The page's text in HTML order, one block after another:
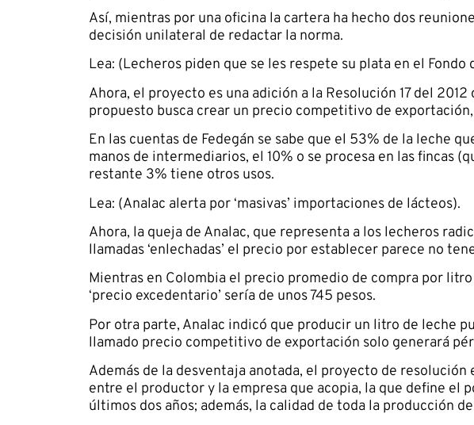
Así, mientras por una oficina la cartera ha hecho dos
decisión unilateral de redactar la norma.
Lea: (Lecheros piden que se les respete su plata en el Fondo
Ahora, el proyecto es una adición a la Resolución 17 del
propuesto busca crear un precio competitivo de
En las cuentas de Fedegán se sabe que el 53% de la leche
manos de intermediarios, el 10% o se procesa en las fincas
restante 3% tiene otros usos.
Lea: (Analac alerta por ‘masivas’ importaciones de lácteos).
Ahora, la queja de Analac, que representa a los lecheros
llamadas ‘enlechadas’ el precio por establecer parece no
Mientras en Colombia el precio promedio de compra por
‘precio excedentario’ sería de unos 745 pesos.
Por otra parte, Analac indicó que producir un litro de leche
llamado precio competitivo de exportación solo generará
Además de la desventaja anotada, el proyecto de
entre el productor y la empresa que acopia, la que define el
últimos dos años; además, la calidad de toda la producción